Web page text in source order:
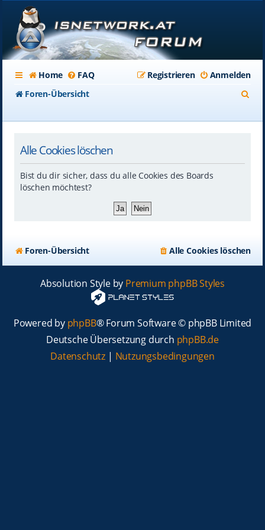
Home FAQ Anmelden
Registrieren
Foren-Übersicht
Alle Cookies löschen
Bist du dir sicher, dass du alle Cookies des Boards
löschen möchtest?
Foren-Übersicht Alle Cookies löschen
Absolution Style by Premium phpBB Styles
Powered by phpBB® Forum Software © phpBB Limited
Deutsche Übersetzung durch phpBB.de
Datenschutz | Nutzungsbedingungen